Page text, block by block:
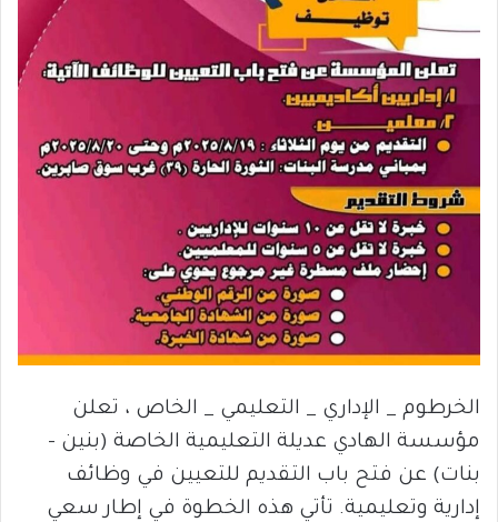
الخرطوم _ الإداري _ التعليمي _ الخاص ، تعلن
مؤسسة الهادي عديلة التعليمية الخاصة (بنين –
بنات) عن فتح باب التقديم للتعيين في وظائف
إدارية وتعليمية. تأتي هذه الخطوة في إطار سعي